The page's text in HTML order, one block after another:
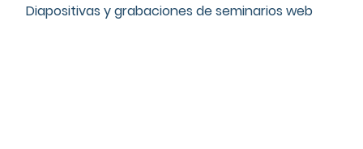
Diapositivas y grabaciones de seminarios web